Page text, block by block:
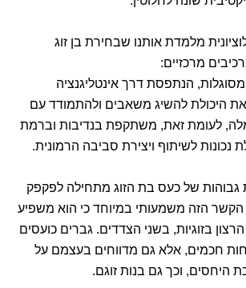
מלמדת אותנו שבחירת בן זוג
מרכזיים:
הנתפסת דרך אינטליגנציה
היכולת להשיג משאבים ולהתמודד עם
לעומת זאת, משתקפת בנדיבות וברמת
נכונות לשיתוף ויצירת סביבה הרמונית.
גבוהות של כעס בת הזוג מתחילה לפקפק
הקשר הזה משמעותי במיוחד כי הוא משפיע
בזוגיות, בשני הצדדים. גברים כועסים
חכמים, אלא גם מדווחים בעצמם על
היחסים, וכך גם בנות זוגם.